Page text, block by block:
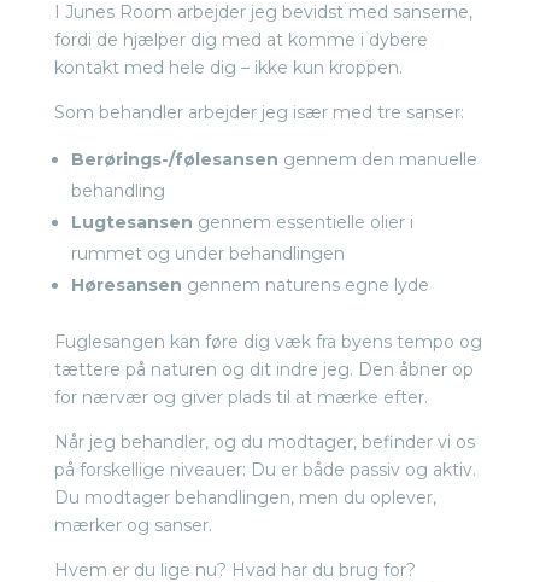
I Junes Room arbejder jeg bevidst med sanserne,
fordi de hjælper dig med at komme i dybere
kontakt med hele dig – ikke kun kroppen.
Som behandler arbejder jeg især med tre sanser:
Berørings-/følesansen gennem den manuelle
behandling
Lugtesansen gennem essentielle olier i
rummet og under behandlingen
Høresansen gennem naturens egne lyde
Fuglesangen kan føre dig væk fra byens tempo og
tættere på naturen og dit indre jeg. Den åbner op
for nærvær og giver plads til at mærke efter.
Når jeg behandler, og du modtager, befinder vi os
på forskellige niveauer: Du er både passiv og aktiv.
Du modtager behandlingen, men du oplever,
mærker og sanser.
Hvem er du lige nu? Hvad har du brug for?